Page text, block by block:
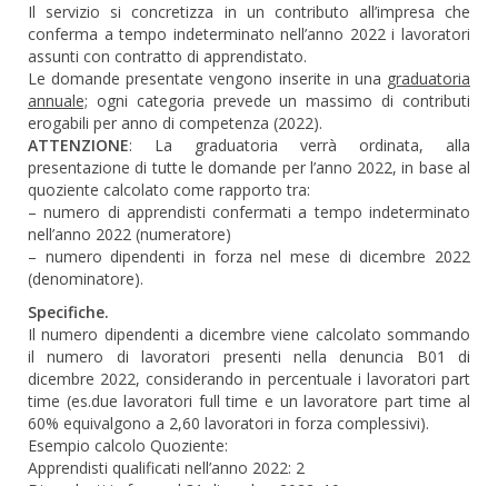
Il servizio si concretizza in un contributo all’impresa che
conferma a tempo indeterminato nell’anno 2022 i lavoratori
assunti con contratto di apprendistato.
Le domande presentate vengono inserite in una graduatoria
annuale; ogni categoria prevede un massimo di contributi
erogabili per anno di competenza (2022).
ATTENZIONE: La graduatoria verrà ordinata, alla
presentazione di tutte le domande per l’anno 2022, in base al
quoziente calcolato come rapporto tra:
– numero di apprendisti confermati a tempo indeterminato
nell’anno 2022 (numeratore)
– numero dipendenti in forza nel mese di dicembre 2022
(denominatore).
Specifiche.
Il numero dipendenti a dicembre viene calcolato sommando
il numero di lavoratori presenti nella denuncia B01 di
dicembre 2022, considerando in percentuale i lavoratori part
time (es.due lavoratori full time e un lavoratore part time al
60% equivalgono a 2,60 lavoratori in forza complessivi).
Esempio calcolo Quoziente:
Apprendisti qualificati nell’anno 2022: 2